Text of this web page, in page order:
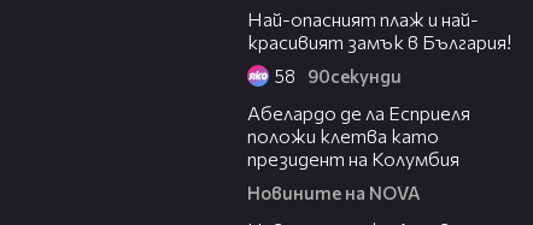
Най-опасният плаж и най-
красивият замък в България!
58 90секунди
Абелардо де ла Есприеля
положи клетва като
президент на Колумбия
Новините на NOVA